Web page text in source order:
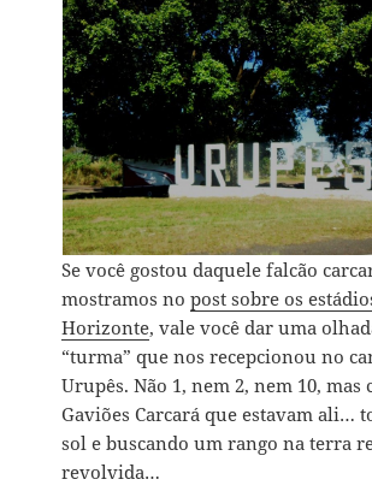
Se você gostou daquele falcão
mostramos nopost sobre os
Horizonte, vale você dar uma
“turma” que nos recepcionou no
Urupês. Não 1, nem 2, nem 10, mas
Gaviões Carcará que estavam ali…
sol e buscando um rango na terra
revolvida…